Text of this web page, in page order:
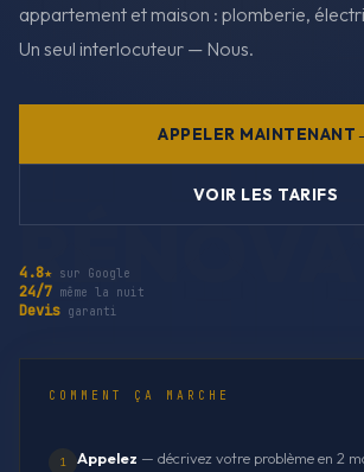
appartement et maison : plomberie,
Un seul interlocuteur — Nous.
APPELER MAINTENANT
VOIR LES TARIFS
4.8★ sur Google
24/7 même la nuit
Devis garanti
COMMENT ÇA MARCHE
1 Appelez — décrivez votre problème en 2